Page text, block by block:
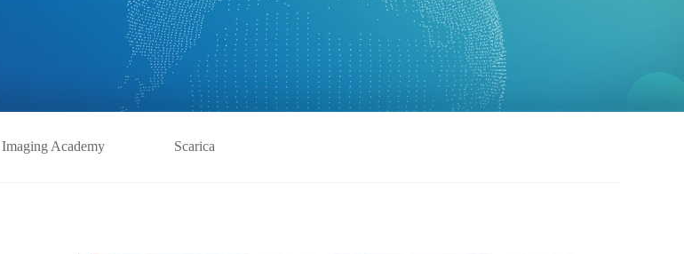
di lettura e consultazione
Interfaccia uomo-macchina
Un arresto dell’interazione uomo-macchina intelligente
Prodotto personalizzato
Academy Scarica